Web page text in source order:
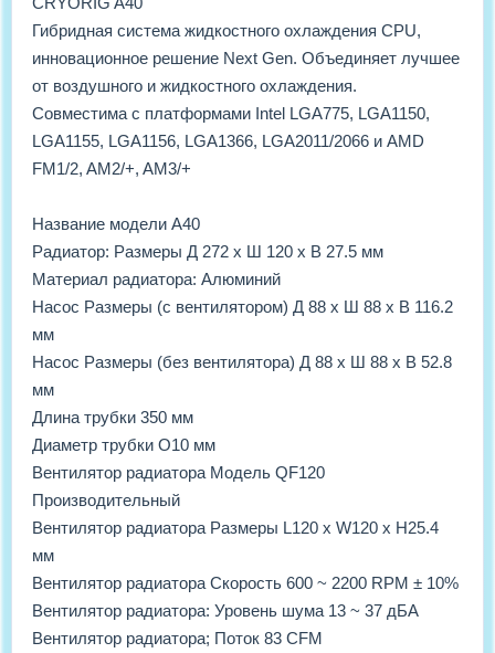
Гибридная система жидкостного охлаждения CPU,
инновационное решение Next Gen. Объединяет лучшее
от воздушного и жидкостного охлаждения.
Совместима с платформами Intel LGA775, LGA1150,
LGA1155, LGA1156, LGA1366, LGA2011/2066 и AMD
FM1/2, AM2/+, AM3/+
Название модели A40
Радиатор: Размеры Д 272 х Ш 120 х В 27.5 мм
Материал радиатора: Алюминий
Насос Размеры (с вентилятором) Д 88 х Ш 88 х В 116.2
мм
Насос Размеры (без вентилятора) Д 88 х Ш 88 х В 52.8
мм
Длина трубки 350 мм
Диаметр трубки O10 мм
Вентилятор радиатора Модель QF120
Производительный
Вентилятор радиатора Размеры L120 х W120 х H25.4
мм
Вентилятор радиатора Скорость 600 ~ 2200 RPM ± 10%
Вентилятор радиатора: Уровень шума 13 ~ 37 дБА
Вентилятор радиатора; Поток 83 CFM